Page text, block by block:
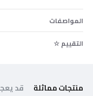
المواصفات
التقييم ☆
منتجات مماثلة قد